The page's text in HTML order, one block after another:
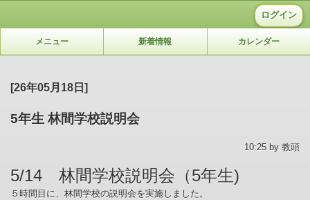
ログイン
メニュー 新着情報 カレンダー
[26年05月18日]
5年生 林間学校説明会
10:25 by 教頭
5/14 林間学校説明会（5年生)
５時間目に、林間学校の説明会を実施しました。